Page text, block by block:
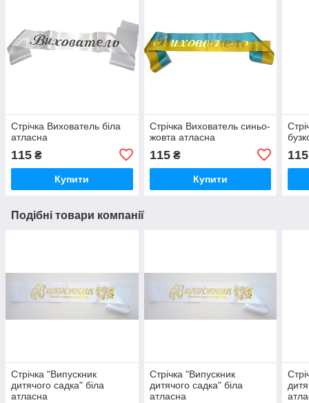
Стрічка Вихователь біла
атласна
115 ₴
Купити
Стрічка Вихователь синьо-
жовта атласна
115₴
Купити
115
Подібні товари компанії
Стрічка "Випускник
дитячого садка" біла
атласна
Стрічка "Випускник
дитячого садка" біла
атласна